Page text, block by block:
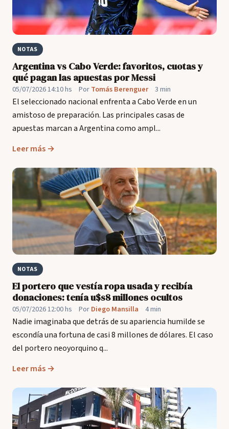
NOTAS
Argentina vs Cabo Verde: favoritos, cuotas y
qué pagan las apuestas por Messi
05/07/2026 14:10 hs PorTomás Berenguer 3 min
El seleccionado nacional enfrenta a Cabo Verde en un
amistoso de preparación. Las principales casas de
apuestas marcan a Argentina como ampl...
Leer más →
NOTAS
El portero que vestía ropa usada y recibía
donaciones: tenía u$s8 millones ocultos
05/07/2026 12:00 hs PorDiego Mansilla 4 min
Nadie imaginaba que detrás de su apariencia humilde se
escondía una fortuna de casi 8 millones de dólares. El caso
del portero neoyorquino q...
Leer más →